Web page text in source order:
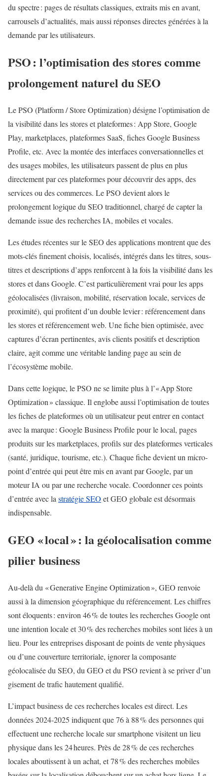
du spectre : pages de résultats classiques, extraits mis en avant,
carrousels d’actualités, mais aussi réponses directes générées à la
demande par les utilisateurs.
PSO : l’optimisation des stores comme
prolongement naturel du SEO
Le PSO (Platform / Store Optimization) désigne l’optimisation de
la visibilité dans les stores et plateformes : App Store, Google
Play, marketplaces, plateformes SaaS, fiches Google Business
Profile, etc. Avec la montée des interfaces conversationnelles et
des usages mobiles, les utilisateurs passent de plus en plus
directement par ces plateformes pour découvrir des apps, des
services ou des commerces. Le PSO devient alors le
prolongement logique du SEO traditionnel, chargé de capter la
demande issue des recherches IA, mobiles et vocales.
Les études récentes sur le SEO des applications montrent que des
mots‑clés finement choisis, localisés, intégrés dans les titres, sous-
titres et descriptions d’apps renforcent à la fois la visibilité dans les
stores et dans Google. C’est particulièrement vrai pour les apps
géolocalisées (livraison, mobilité, réservation locale, services de
proximité), qui profitent d’un double levier : référencement dans
les stores et référencement web. Une fiche bien optimisée, avec
captures d’écran pertinentes, avis clients positifs et description
claire, agit comme une véritable landing page au sein de
l’écosystème mobile.
Dans cette logique, le PSO ne se limite plus à l’« App Store
Optimization » classique. Il englobe aussi l’optimisation de toutes
les fiches de plateformes où un utilisateur peut entrer en contact
avec la marque : Google Business Profile pour le local, pages
produits sur les marketplaces, profils sur des plateformes verticales
(santé, juridique, tourisme, etc.). Chaque fiche devient un micro-
point d’entrée qui peut être mis en avant par Google, par un
moteur IA ou par une recherche vocale. Coordonner ces points
d’entrée avec la stratégie SEO et GEO globale est désormais
indispensable.
GEO « local » : la géolocalisation comme
pilier business
Au‑delà du « Generative Engine Optimization », GEO renvoie
aussi à la dimension géographique du référencement. Les chiffres
sont éloquents : environ 46 % de toutes les recherches Google ont
une intention locale et 30 % des recherches mobiles sont liées à un
lieu. Pour les entreprises disposant de points de vente physiques
ou d’une couverture territoriale, ignorer la composante
géolocalisée du SEO, du GEO et du PSO revient à se priver d’un
gisement de trafic hautement qualifié.
L’impact business de ces recherches locales est direct. Les
données 2024‑2025 indiquent que 76 à 88 % des personnes qui
effectuent une recherche locale sur smartphone visitent un lieu
physique dans les 24 heures. Près de 28 % de ces recherches
locales aboutissent à un achat, et 78 % des recherches mobiles